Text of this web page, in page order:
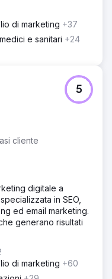
di marketing +37
e sanitari +24
cliente
5
digitale a
in SEO,
ed email marketing.
generano risultati
di marketing +60